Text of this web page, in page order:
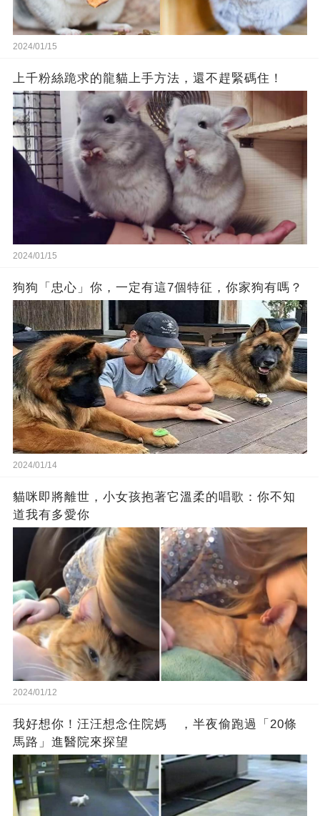
2024/01/15
上千粉絲跪求的龍貓上手方法，還不趕緊碼住！
2024/01/15
狗狗「忠心」你，一定有這7個特征，你家狗有嗎？
2024/01/14
貓咪即將離世，小女孩抱著它溫柔的唱歌：你不知
道我有多愛你
2024/01/12
我好想你！汪汪想念住院媽 ，半夜偷跑過「20條
馬路」進醫院來探望